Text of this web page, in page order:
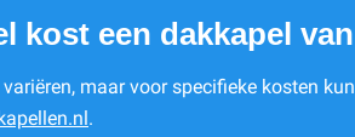
kost een dakkapel
maar voor specifieke kosten
.